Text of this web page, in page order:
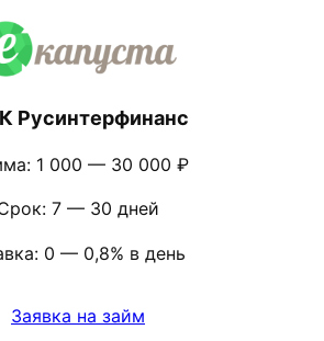
Русинтерфинанс
1 000 — 30 000 ₽
7 — 30 дней
0 — 0,8% в день
Заявка на займ